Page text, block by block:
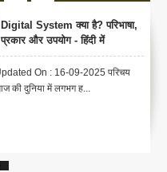
थंबनेल क्या है? | Thumbnail
Meaning in Hindi (YouTube
& Computer Example)
"https://schema.org",